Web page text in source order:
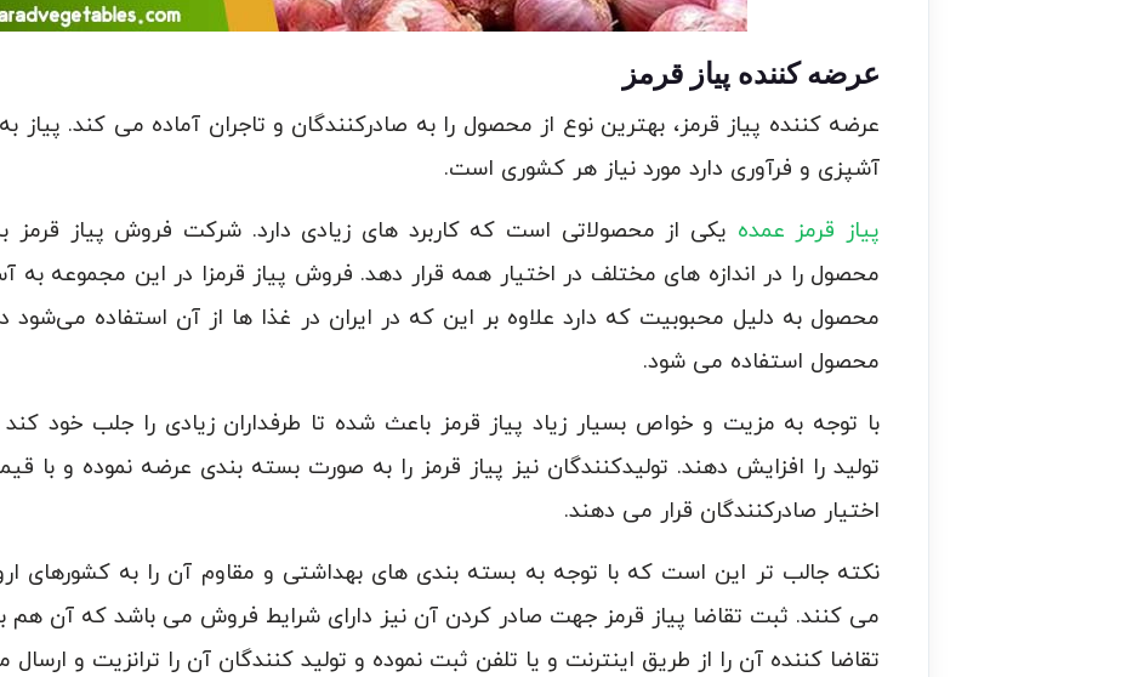
عرضه کننده پیاز قرمز
عرضه کننده پیاز قرمز، بهترین نوع از محصول را به صادرکنندگان و تاجران آماده می کند. پیاز
آشپزی و فرآوری دارد مورد نیاز هر کشوری است.
پیاز قرمز عمده یکی از محصولاتی است که کاربرد های زیادی دارد. شرکت فروش پیاز قرمز
محصول را در اندازه‌ های مختلف در اختیار همه قرار دهد. فروش پیاز قرمزا در این مجموعه به
محصول به دلیل محبوبیت که دارد علاوه بر این که در ایران در غذا ها از آن استفاده می‌شود در
محصول استفاده می شود.
با توجه به مزیت و خواص بسیار زیاد پیاز قرمز باعث شده تا طرفداران زیادی را جلب خود
تولید را افزایش دهند. تولیدکنندگان نیز پیاز قرمز را به صورت بسته بندی عرضه نموده و با
اختیار صادرکنندگان قرار می دهند.
نکته جالب تر این است که با توجه به بسته بندی های بهداشتی و مقاوم آن را به کشورهای
می کنند. ثبت تقاضا پیاز قرمز جهت صادر کردن آن نیز دارای شرایط فروش می باشد که آن هم
تقاضا کننده آن را از طریق اینترنت و یا تلفن ثبت نموده و تولید کنندگان آن را ترانزیت و ارسال